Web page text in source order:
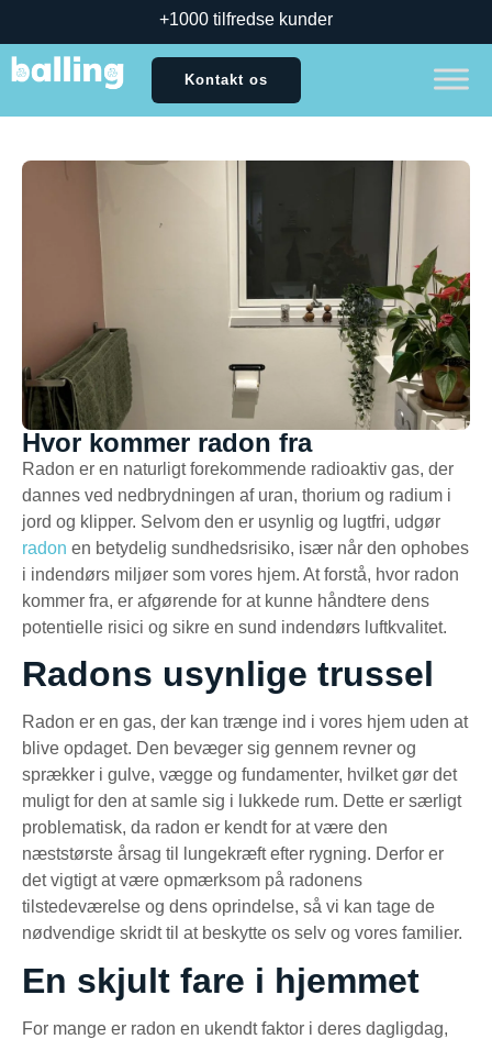
+1000 tilfredse kunder
Kontakt os
Hvor kommer radon fra
Radon er en naturligt forekommende radioaktiv gas, der
dannes ved nedbrydningen af uran, thorium og radium i
jord og klipper. Selvom den er usynlig og lugtfri, udgør
radon en betydelig sundhedsrisiko, især når den ophobes
i indendørs miljøer som vores hjem. At forstå, hvor radon
kommer fra, er afgørende for at kunne håndtere dens
potentielle risici og sikre en sund indendørs luftkvalitet.
Radons usynlige trussel
Radon er en gas, der kan trænge ind i vores hjem uden at
blive opdaget. Den bevæger sig gennem revner og
sprækker i gulve, vægge og fundamenter, hvilket gør det
muligt for den at samle sig i lukkede rum. Dette er særligt
problematisk, da radon er kendt for at være den
næststørste årsag til lungekræft efter rygning. Derfor er
det vigtigt at være opmærksom på radonens
tilstedeværelse og dens oprindelse, så vi kan tage de
nødvendige skridt til at beskytte os selv og vores familier.
En skjult fare i hjemmet
For mange er radon en ukendt faktor i deres dagligdag,